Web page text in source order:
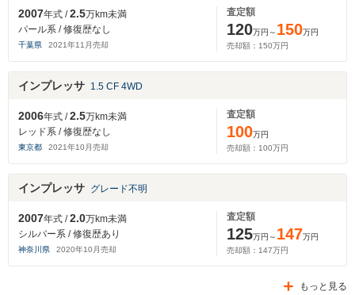
2007年式 /2.5万km未満
パール系 / 修復歴なし
千葉県 2021年11 月売却
査定額
120万円～ 150万円
売却額： 150万円
インプレッサ 1.5 CF 4WD
2006年式 /2.5万km未満
レッド系 / 修復歴なし
東京都 2021年10 月売却
査定額
100万円
売却額： 100万円
インプレッサ グレード不明
2007年式 /2.0万km未満
シルバー系 / 修復歴あり
神奈川県 2020年10 月売却
査定額
125万円～ 147万円
売却額： 147万円
もっと見る